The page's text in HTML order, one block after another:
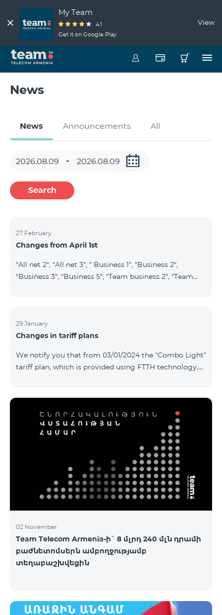
My Team
4.1
Get it on Google Play
View
News
News Announcements All
Search
27 February
Changes from April 1st
"All net 2", "All net 3", " Business 1", "Business 2",
"Business 3", "Business 5", "Team business 2", "Team
"Business Active", "Exclusive Business", "Best partner",
"Leader", "Leader S", "Yandex Economy", "Yandex
operate starting from 01.04.2024. Existing subscribers
of the m
29 January
Changes in tariff plans
We notify you that from 03/01/2024 the “Combo Light”
tariff plan, which is provided using FTTH technology,
contact the service center.
02 November
Team Telecom Armenia-ի` 8 մլրդ 240 մլն դրամի
բաժնետոմսերն ամբողջությամբ
տեղաբաշխվեցին